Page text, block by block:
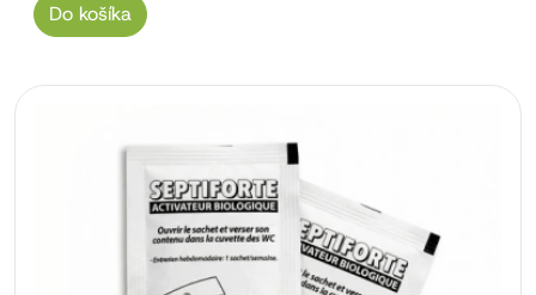
Do košíka